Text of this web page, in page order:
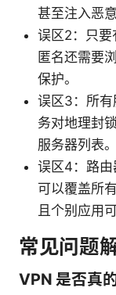
甚至注入恶意
误区2：只
匿名还需要
保护。
误区3：所有
务对地理封
服务器列表。
误区4：路
可以覆盖所
且个别应用
常见问题
VPN 是否真